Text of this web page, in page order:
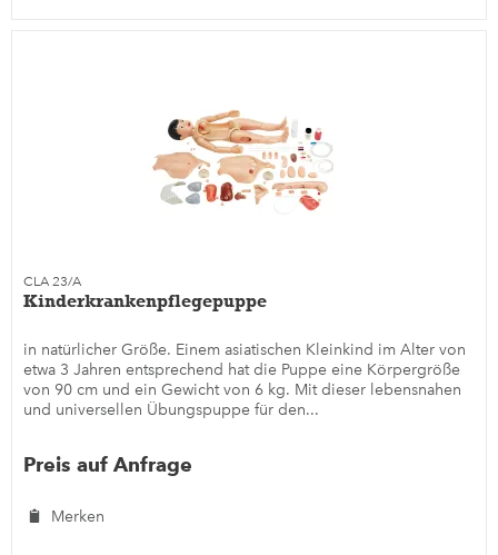
CLA 23/A
Kinderkrankenpflegepuppe
in natürlicher Größe. Einem asiatischen Kleinkind im Alter von
etwa 3 Jahren entsprechend hat die Puppe eine Körpergröße
von 90 cm und ein Gewicht von 6 kg. Mit dieser lebensnahen
und universellen Übungspuppe für den...
Preis auf Anfrage
Merken